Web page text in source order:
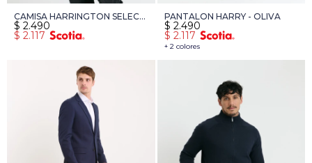
CAMISA HARRINGTON SELECT
- BLANCO
$ 2.490
$ 2.117
PANTALON HARRY - OLIVA
+ 2 colores
$ 2.490
$ 2.117